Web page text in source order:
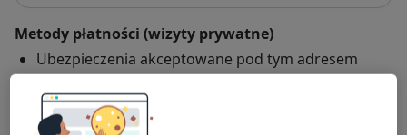
Metody płatności (wizyty prywatne)
Ubezpieczenia akceptowane pod tym adresem
Szczegóły
Gotówka
Karta płatnicza